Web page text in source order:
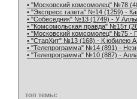
• "Московский комсомолец" №78
• "Экспресс газета" №14 (1259) -
• "Собеседник" №13 (1749) - У
• "Комсомольская правда" №15т
• "Московский комсомолец" №75 -
• "СтарХит" №13 (168) - К юбилею
• "Телепрограмма" №14 (891) -
• "Телепрограмма" №10 (887) -
топ темы: